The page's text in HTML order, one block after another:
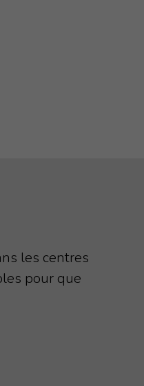
les centres
pour que